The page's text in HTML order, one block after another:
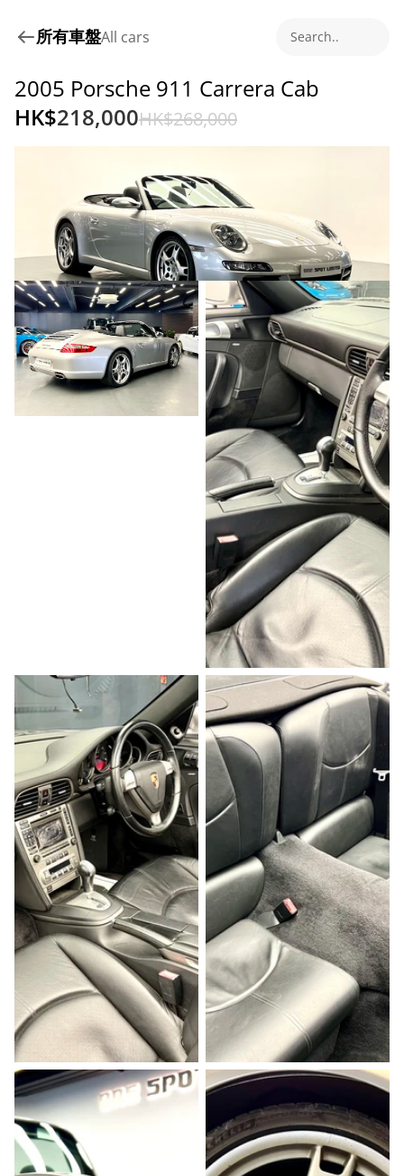
所有車盤All cars Search..
2005 Porsche 911 Carrera Cab
HK$218,000HK$268,000